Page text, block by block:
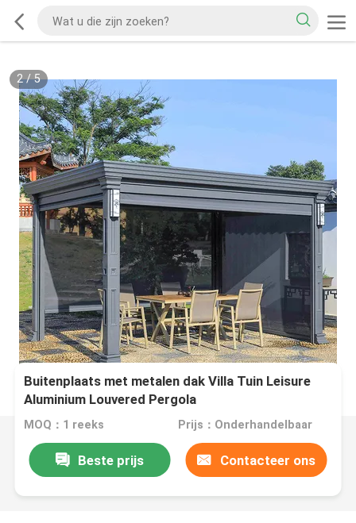
2/5
Buitenplaats met metalen dak Villa Tuin Leisure
Aluminium Louvered Pergola
MOQ：1 reeks Prijs：Onderhandelbaar
Beste prijs Contacteer ons